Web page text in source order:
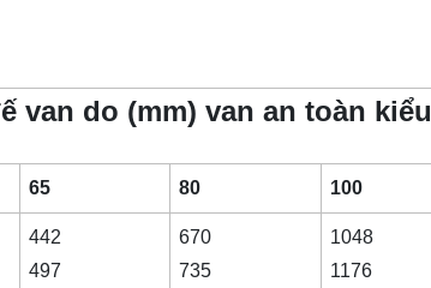
van do (mm) van an toàn kiểu
65 80 100
442
497
670
735
1048
1176